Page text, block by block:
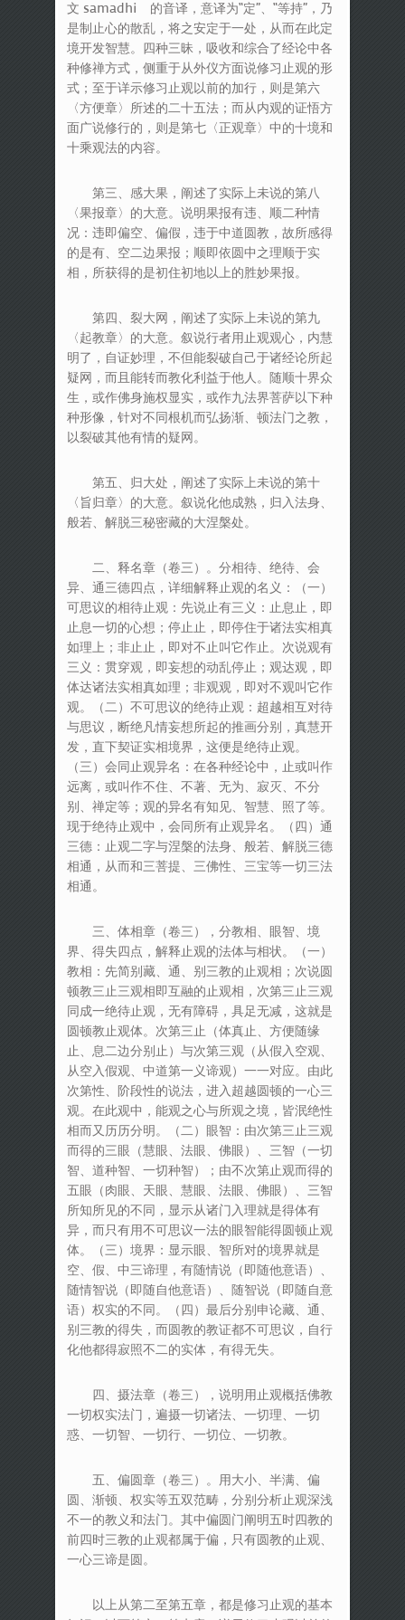
文 samadhi 的音译，意译为“定”、“等持”，乃
是制止心的散乱，将之安定于一处，从而在此定
境开发智慧。四种三昧，吸收和综合了经论中各
种修禅方式，侧重于从外仪方面说修习止观的形
式；至于详示修习止观以前的加行，则是第六
〈方便章〉所述的二十五法；而从内观的证悟方
面广说修行的，则是第七〈正观章〉中的十境和
十乘观法的内容。
第三、感大果，阐述了实际上未说的第八
〈果报章〉的大意。说明果报有违、顺二种情
况：违即偏空、偏假，违于中道圆教，故所感得
的是有、空二边果报；顺即依圆中之理顺于实
相，所获得的是初住初地以上的胜妙果报。
第四、裂大网，阐述了实际上未说的第九
〈起教章〉的大意。叙说行者用止观观心，内慧
明了，自证妙理，不但能裂破自己于诸经论所起
疑网，而且能转而教化利益于他人。随顺十界众
生，或作佛身施权显实，或作九法界菩萨以下种
种形像，针对不同根机而弘扬渐、顿法门之教，
以裂破其他有情的疑网。
第五、归大处，阐述了实际上未说的第十
〈旨归章〉的大意。叙说化他成熟，归入法身、
般若、解脱三秘密藏的大涅槃处。
二、释名章（卷三）。分相待、绝待、会
异、通三德四点，详细解释止观的名义：（一）
可思议的相待止观：先说止有三义：止息止，即
止息一切的心想；停止止，即停住于诸法实相真
如理上；非止止，即对不止叫它作止。次说观有
三义：贯穿观，即妄想的动乱停止；观达观，即
体达诸法实相真如理；非观观，即对不观叫它作
观。（二）不可思议的绝待止观：超越相互对待
与思议，断绝凡情妄想所起的推画分别，真慧开
发，直下契证实相境界，这便是绝待止观。
（三）会同止观异名：在各种经论中，止或叫作
远离，或叫作不住、不著、无为、寂灭、不分
别、禅定等；观的异名有知见、智慧、照了等。
现于绝待止观中，会同所有止观异名。（四）通
三德：止观二字与涅槃的法身、般若、解脱三德
相通，从而和三菩提、三佛性、三宝等一切三法
相通。
三、体相章（卷三），分教相、眼智、境
界、得失四点，解释止观的法体与相状。（一）
教相：先简别藏、通、别三教的止观相；次说圆
顿教三止三观相即互融的止观相，次第三止三观
同成一绝待止观，无有障碍，具足无减，这就是
圆顿教止观体。次第三止（体真止、方便随缘
止、息二边分别止）与次第三观（从假入空观、
从空入假观、中道第一义谛观）一一对应。由此
次第性、阶段性的说法，进入超越圆顿的一心三
观。在此观中，能观之心与所观之境，皆泯绝性
相而又历历分明。（二）眼智：由次第三止三观
而得的三眼（慧眼、法眼、佛眼）、三智（一切
智、道种智、一切种智）；由不次第止观而得的
五眼（肉眼、天眼、慧眼、法眼、佛眼）、三智
所知所见的不同，显示从诸门入理就是得体有
异，而只有用不可思议一法的眼智能得圆顿止观
体。（三）境界：显示眼、智所对的境界就是
空、假、中三谛理，有随情说（即随他意语）、
随情智说（即随自他意语）、随智说（即随自意
语）权实的不同。（四）最后分别申论藏、通、
别三教的得失，而圆教的教证都不可思议，自行
化他都得寂照不二的实体，有得无失。
四、摄法章（卷三），说明用止观概括佛教
一切权实法门，遍摄一切诸法、一切理、一切
惑、一切智、一切行、一切位、一切教。
五、偏圆章（卷三）。用大小、半满、偏
圆、渐顿、权实等五双范畴，分别分析止观深浅
不一的教义和法门。其中偏圆门阐明五时四教的
前四时三教的止观都属于偏，只有圆教的止观、
一心三谛是圆。
以上从第二至第五章，都是修习止观的基本